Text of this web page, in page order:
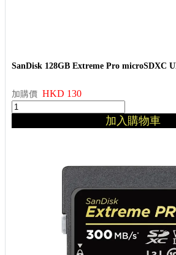
SanDisk 128GB Extreme Pro microSDXC
加購價 HKD 130
加入購物車